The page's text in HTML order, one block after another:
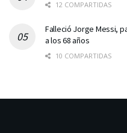
12 COMPARTIDAS
Falleció Jorge Messi,
a los 68 años
10 COMPARTIDAS